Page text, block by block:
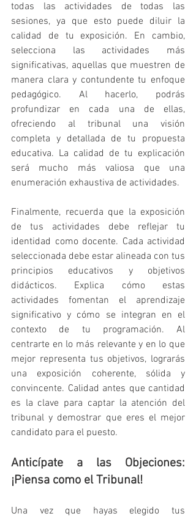
todas las actividades de todas las
sesiones, ya que esto puede diluir la
calidad de tu exposición. En cambio,
selecciona las actividades más
significativas, aquellas que muestren de
manera clara y contundente tu enfoque
pedagógico. Al hacerlo, podrás
profundizar en cada una de ellas,
ofreciendo al tribunal una visión
completa y detallada de tu propuesta
educativa. La calidad de tu explicación
será mucho más valiosa que una
enumeración exhaustiva de actividades.
Finalmente, recuerda que la exposición
de tus actividades debe reflejar tu
identidad como docente. Cada actividad
seleccionada debe estar alineada con tus
principios educativos y objetivos
didácticos. Explica cómo estas
actividades fomentan el aprendizaje
significativo y cómo se integran en el
contexto de tu programación. Al
centrarte en lo más relevante y en lo que
mejor representa tus objetivos, lograrás
una exposición coherente, sólida y
convincente. Calidad antes que cantidad
es la clave para captar la atención del
tribunal y demostrar que eres el mejor
candidato para el puesto.
Anticípate a las Objeciones:
¡Piensa como el Tribunal!
Una vez que hayas elegido tus